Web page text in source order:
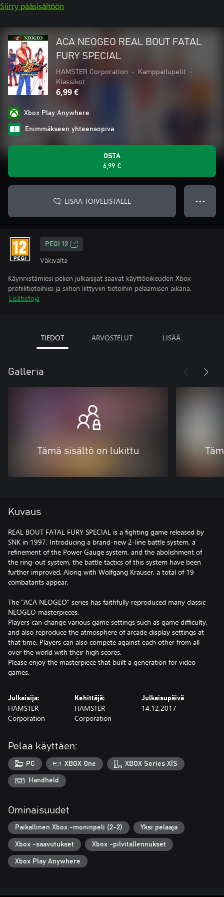
Siirry pääsisältöön
ACA NEOGEO REAL BOUT FATAL
FURY SPECIAL
HAMSTER Corporation • Kamppailupelit
•
Klassikot
6,99 €
Xbox Play Anywhere
Enimmäkseen yhteensopiva
OSTA
6,99 €
LISÄÄ TOIVELISTALLE ● ● ●
PEGI 12
Väkivalta
Käynnistämiesi pelien julkaisijat saavat käyttöoikeuden Xbox-
profiilitietoihiisi ja siihen liittyviin tietoihin pelaamisen aikana.
Lisätietoja
TIEDOT ARVOSTELUT LISÄÄ
Galleria
Tämä sisältö on lukittu
Kuvaus
REAL BOUT FATAL FURY SPECIAL is a fighting game released by
SNK in 1997. Introducing a brand-new 2-line battle system, a
refinement of the Power Gauge system, and the abolishment of
the ring-out system, the battle tactics of this system have been
further improved. Along with Wolfgang Krauser, a total of 19
combatants appear.
The "ACA NEOGEO" series has faithfully reproduced many classic
NEOGEO masterpieces.
Players can change various game settings such as game difficulty,
and also reproduce the atmosphere of arcade display settings at
that time. Players can also compete against each other from all
over the world with their high scores.
Please enjoy the masterpiece that built a generation for video
games.
Julkaisija:
HAMSTER
Corporation
Kehittäjä:
HAMSTER
Corporation
Julkaisupäivä
14.12.2017
Pelaa käyttäen:
PC XBOX One XBOX Series X|S
Handheld
Ominaisuudet
Paikallinen Xbox -moninpeli (2-2) Yksi pelaaja
Xbox -saavutukset Xbox -pilvitallennukset
Xbox Play Anywhere